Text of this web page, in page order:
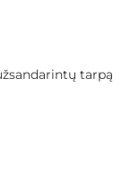
tarpą